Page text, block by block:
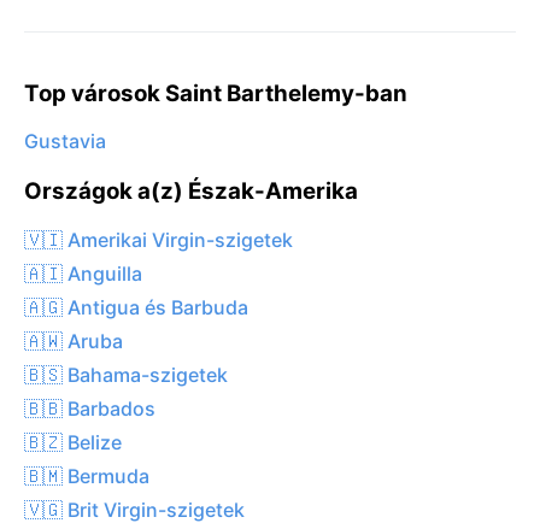
Top városok Saint Barthelemy-ban
Gustavia
Országok a(z) Észak-Amerika
🇻🇮 Amerikai Virgin-szigetek
🇦🇮 Anguilla
🇦🇬 Antigua és Barbuda
🇦🇼 Aruba
🇧🇸 Bahama-szigetek
🇧🇧 Barbados
🇧🇿 Belize
🇧🇲 Bermuda
🇻🇬 Brit Virgin-szigetek